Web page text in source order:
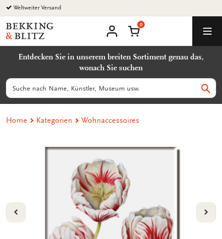
Zurück
zum
Inhalt
Bekking
&
Uitgevers
Warenkorb
0
Entdecken Sie in unserem breiten Sortiment genau das,
wonach Sie suchen
Suchen
Home Kategorien Wohnaccessoires
VORIGE